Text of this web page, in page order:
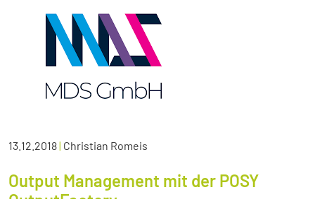
13.12.2018| Christian Romeis
Output Management mit der POSY